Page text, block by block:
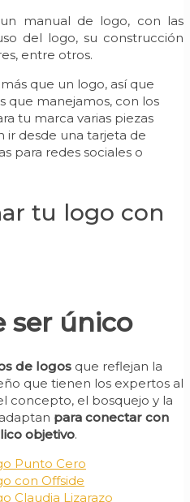
manual de logo, con las
del logo, su construcción
entre otros.
que un logo, así que
que manejamos, con los
tu marca varias piezas
ir desde una tarjeta de
para redes sociales o
tu logo con
ser único
de logosque reflejan la
que tienen los expertos al
concepto, el bosquejo y la
para conectar con
objetivo.